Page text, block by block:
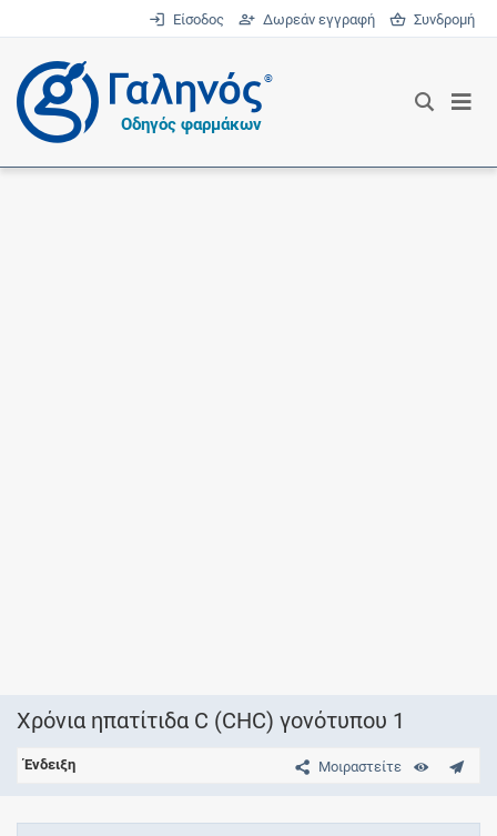
Είσοδος Δωρεάν εγγραφή Συνδρομή
®
Οδηγός φαρμάκων
Χρόνια ηπατίτιδα C (CHC) γονότυπου 1
Μοιραστείτε
Ένδειξη